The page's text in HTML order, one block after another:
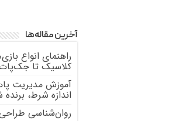
آخرین مقاله‌ها
کلاسیک تا
آموزش مدیریت
اندازه شرط،
روان‌شناسی طراحی